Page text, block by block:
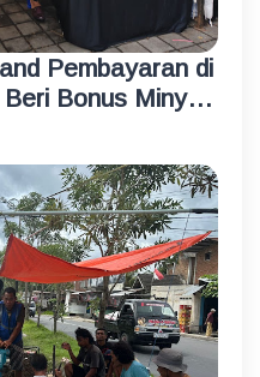
Pembayaran di
Bonus Minyak